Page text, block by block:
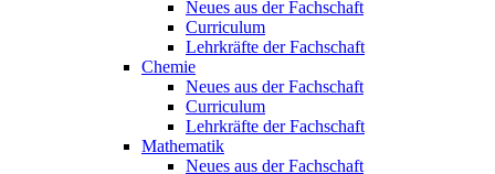
Neues aus der Fachschaft
Curriculum
Lehrkräfte der Fachschaft
Chemie
Neues aus der Fachschaft
Curriculum
Lehrkräfte der Fachschaft
Mathematik
Neues aus der Fachschaft